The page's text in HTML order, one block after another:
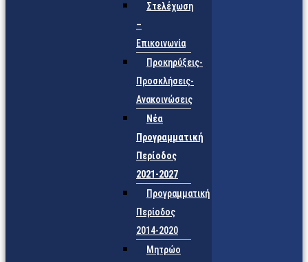
Στελέχωση
–
Επικοινωνία
Προκηρύξεις-
Προσκλήσεις-
Ανακοινώσεις
Νέα
Προγραμματική
Περίοδος
2021-2027
Προγραμματική
Περίοδος
2014-2020
Μητρώο